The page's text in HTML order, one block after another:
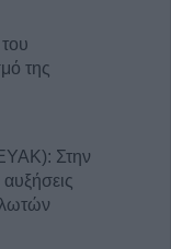
της
Στην